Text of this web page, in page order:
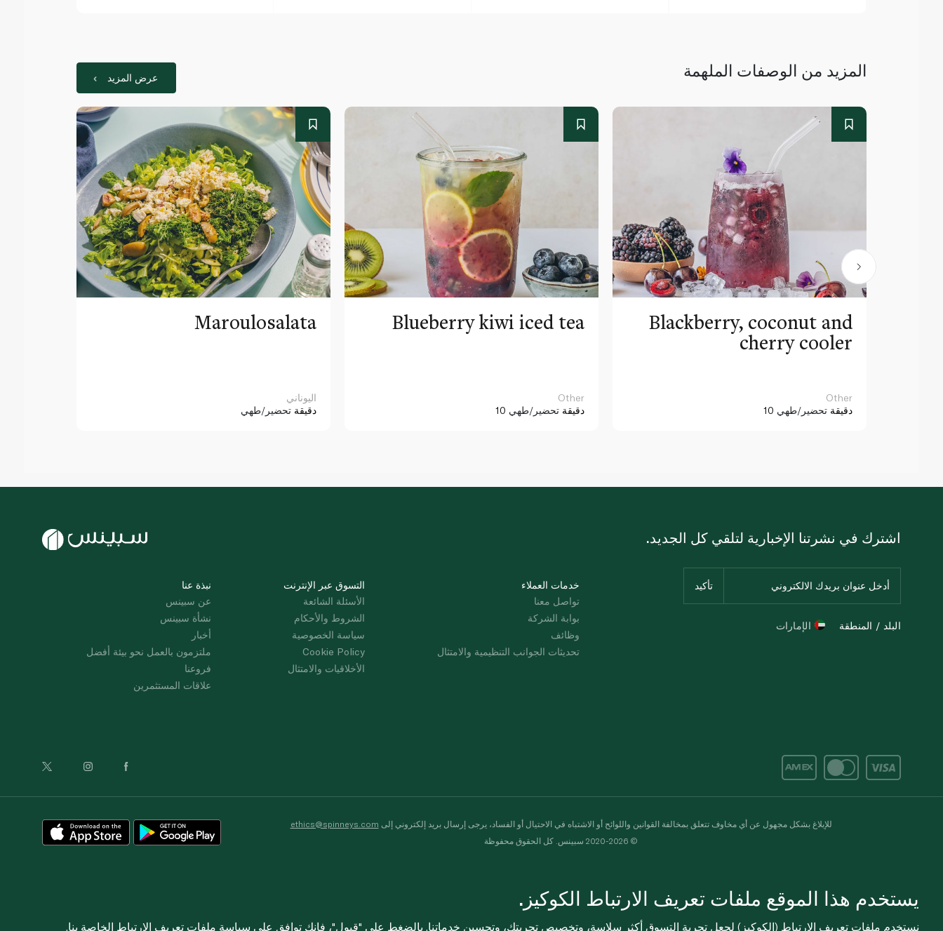
المزيد من الوصفات الملهمة عرض المزيد
Maroulosalata
اليوناني
دقيقة تحضير/طهي
Blueberry kiwi iced tea
Other
10 دقيقة تحضير/طهي
Blackberry, coconut and
cherry cooler
Other
10 دقيقة تحضير/طهي
نبذة عنا
عن سبينس
نشأة سبينس
أخبار
ملتزمون بالعمل نحو بيئة أفضل
فروعنا
علاقات المستثمرين
التسوق عبر الإنترنت
الأسئلة الشائعة
الشروط والأحكام
سياسة الخصوصية
Cookie Policy
الأخلاقيات والامتثال
خدمات العملاء
تواصل معنا
بوابة الشركة
وظائف
تحديثات الجوانب التنظيمية والامتثال
اشترك في نشرتنا الإخبارية لتلقي كل الجديد.
البلد / المنطقة الإمارات
للإبلاغ بشكل مجهول عن أي مخاوف تتعلق بمخالفة القوانين واللوائح أو الاشتباه في الاحتيال أو الفساد، يرجى إرسال بريد إلكتروني إلى ethics@spinneys.com
© 2020-2026 سبينس. كل الحقوق محفوظة
يستخدم هذا الموقع ملفات تعريف الارتباط الكوكيز.
نستخدم ملفات تعريف الارتباط (الكوكيز) لجعل تجربة التسوق أكثر سلاسة، وتخصيص تجربتك، وتحسين خدماتنا. بالضغط على "قبول"، فإنك توافق على سياسة ملفات تعريف الارتباط الخاصة بنا.